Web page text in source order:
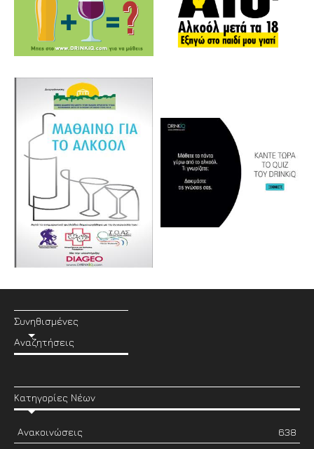
Συνηθισμένες
Αναζητήσεις
Κατηγορίες Νέων
Ανακοινώσεις
638